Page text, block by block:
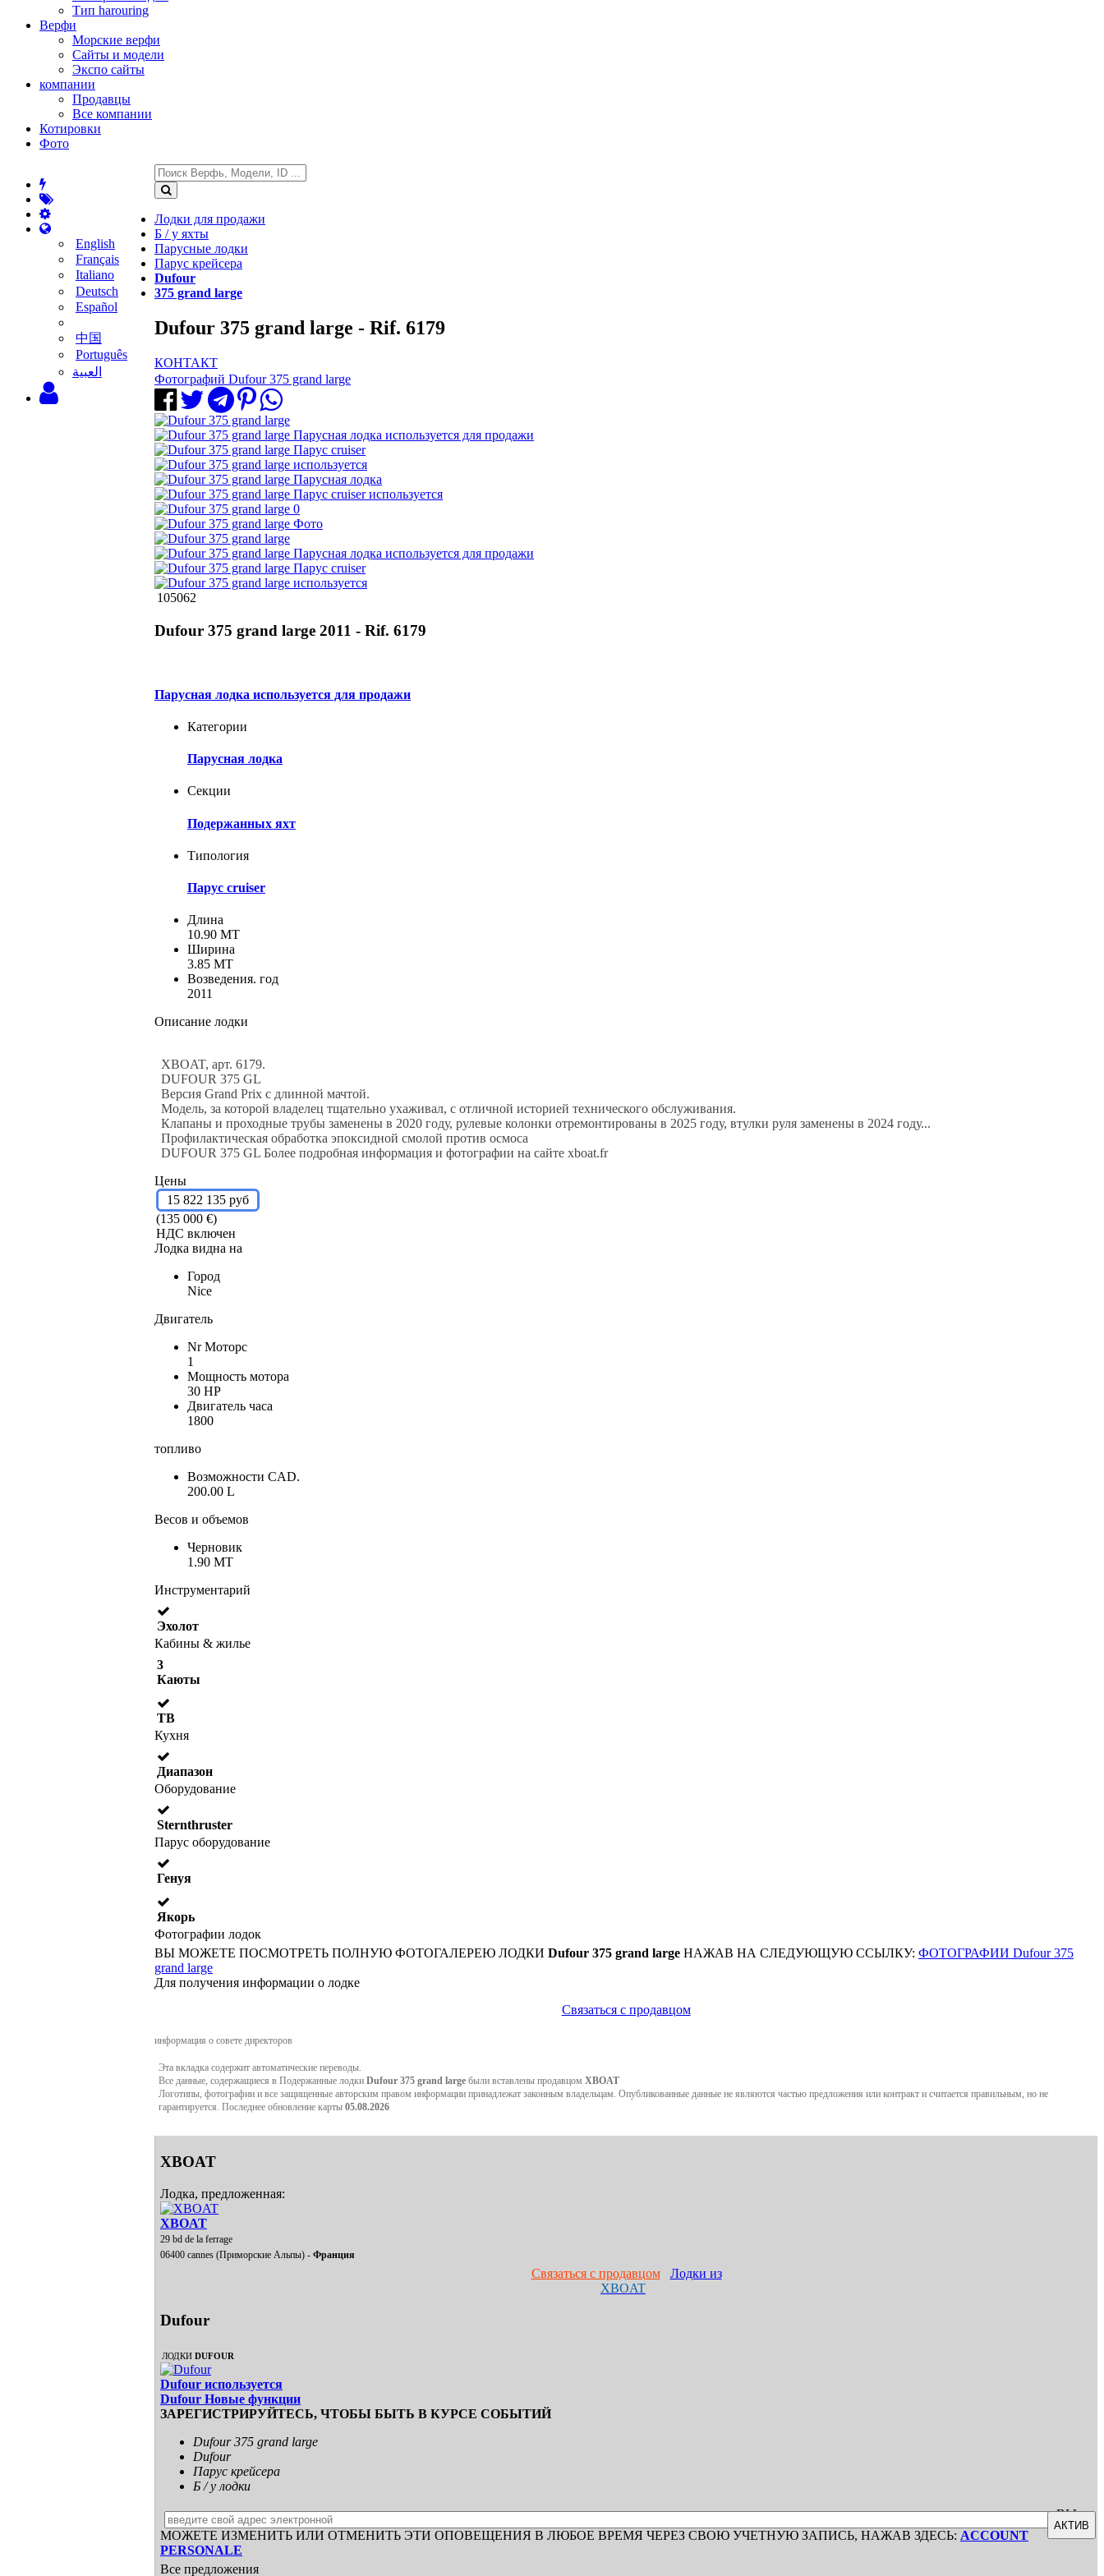
Тип harouring
Верфи
Морские верфи
Сайты и модели
Экспо сайты
компании
Продавцы
Все компании
Котировки
Фото
English
Français
Italiano
Deutsch
Español
中国
Português
‫العبية
Лодки для продажи
Б / у яхты
Парусные лодки
Парус крейсера
Dufour
375 grand large
Dufour 375 grand large - Rif. 6179
КОНТАКТ
Фотографий Dufour 375 grand large
105062
Dufour 375 grand large 2011 - Rif. 6179
Парусная лодка используется для продажи
Категории
Парусная лодка
Секции
Подержанных яхт
Типология
Парус cruiser
Длина
10.90 MT
Ширина
3.85 MT
Возведения. год
2011
Описание лодки
XBOAT, арт. 6179.
DUFOUR 375 GL
Версия Grand Prix с длинной мачтой.
Модель, за которой владелец тщательно ухаживал, с отличной историей технического обслуживания.
Клапаны и проходные трубы заменены в 2020 году, рулевые колонки отремонтированы в 2025 году, втулки руля заменены в 2024 году...
Профилактическая обработка эпоксидной смолой против осмоса
DUFOUR 375 GL Более подробная информация и фотографии на сайте xboat.fr
Цены
15 822 135 руб
(135 000 €)
НДС включен
Лодка видна на
Город
Nice
Двигатель
Nr Моторс
1
Мощность мотора
30 HP
Двигатель часа
1800
топливо
Возможности CAD.
200.00 L
Весов и объемов
Черновик
1.90 MT
Инструментарий
Эхолот
Кабины & жилье
3
Каюты
ТВ
Кухня
Диапазон
Оборудование
Sternthruster
Парус оборудование
Генуя
Якорь
Фотографии лодок
ВЫ МОЖЕТЕ ПОСМОТРЕТЬ ПОЛНУЮ ФОТОГАЛЕРЕЮ ЛОДКИ Dufour 375 grand large НАЖАВ НА СЛЕДУЮЩУЮ ССЫЛКУ: ФОТОГРАФИИ Dufour 375
grand large
Для получения информации о лодке
Связаться с продавцом
информация о совете директоров
Эта вкладка содержит автоматические переводы.
Все данные, содержащиеся в Подержанные лодки Dufour 375 grand large были вставлены продавцом XBOAT
Логотипы, фотографии и все защищенные авторским правом информации принадлежат законным владельцам. Опубликованные данные не являются частью предложения или контракт и считается правильным, но не
гарантируется. Последнее обновление карты 05.08.2026
XBOAT
Лодка, предложенная:
XBOAT
29 bd de la ferrage
06400 cannes (Приморские Альпы) - Франция
Связаться с продавцом
Лодки из
XBOAT
Dufour
ЛОДКИ DUFOUR
Dufour используется
Dufour Новые функции
ЗАРЕГИСТРИРУЙТЕСЬ, ЧТОБЫ БЫТЬ В КУРСЕ СОБЫТИЙ
Dufour 375 grand large
Dufour
Парус крейсера
Б / у лодки
АКТИВ
ВЫ
МОЖЕТЕ ИЗМЕНИТЬ ИЛИ ОТМЕНИТЬ ЭТИ ОПОВЕЩЕНИЯ В ЛЮБОЕ ВРЕМЯ ЧЕРЕЗ СВОЮ УЧЕТНУЮ ЗАПИСЬ, НАЖАВ ЗДЕСЬ: ACCOUNT
PERSONALE
Все предложения